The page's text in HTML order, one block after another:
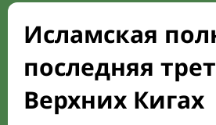
Исламская
последняя
Верхних Кигах